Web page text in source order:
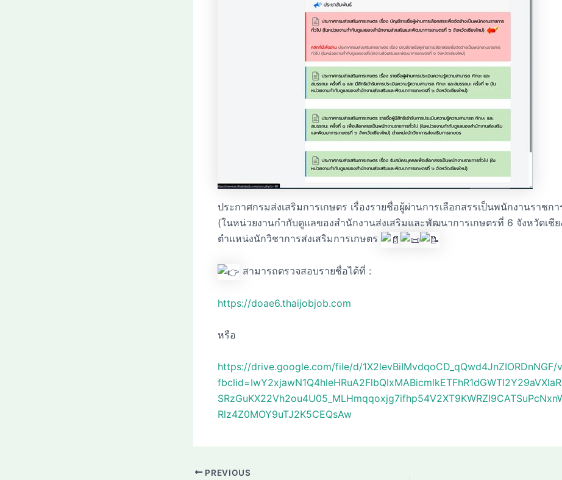
ประกาศกรมส่งเสริมการเกษตร เรื่องรายชื่อผู้ผ่านการเลือกสรรเป็นพนักงานราชก
(ในหน่วยงานกำกับดูแลของสำนักงานส่งเสริมและพัฒนาการเกษตรที่ 6 จังหวัดเชีย
ตำแหน่งนักวิชาการส่งเสริมการเกษตร
สามารถตรวจสอบรายชื่อได้ที่ :
https://doae6.thaijobjob.com
หรือ
https://drive.google.com/file/d/1X2levBiIMvdqoCD_qQwd4JnZIORDnNGF/
Rlz4Z0MOY9uTJ2K5CEQsAw
PREVIOUS